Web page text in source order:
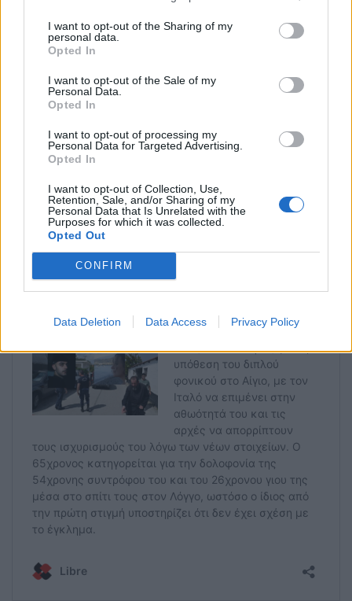
I want to opt-out of the Sharing of my
personal data.
Opted In
I want to opt-out of the Sale of my
Personal Data.
Opted In
I want to opt-out of processing my
Personal Data for Targeted Advertising.
Opted In
I want to opt-out of Collection, Use,
Retention, Sale, and/or Sharing of my
Personal Data that Is Unrelated with the
Purposes for which it was collected.
Opted Out
CONFIRM
Data Deletion Data Access Privacy Policy
μην συνεχίσω γιατί θα με σκοτώσει. Μου πήρε και
το κινητό τηλέφωνο. Τελικά έβγαλα μόνος μου τα
χρήματα από την τσέπη και του τα έδωσα»,
περιέγραψε.
Οι δύο ληστές κατάφεραν να αποσπάσουν
περίπου 500 ευρώ, καθώς και το κινητό τηλέφωνο